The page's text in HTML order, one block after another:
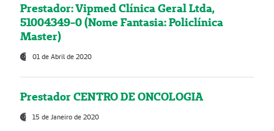
Prestador: Vipmed Clínica Geral Ltda,
51004349-0 (Nome Fantasia: Policlínica
Master)
01 de Abril de 2020
Prestador CENTRO DE ONCOLOGIA
15 de Janeiro de 2020